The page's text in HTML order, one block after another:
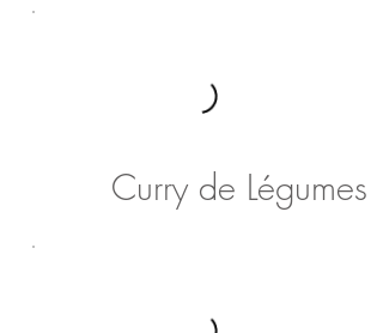
Curry de Légumes